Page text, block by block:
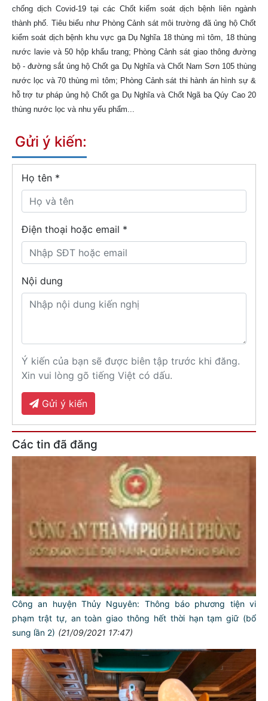
chống dịch Covid-19 tại các Chốt kiểm soát dịch bệnh liên ngành
thành phố. Tiêu biểu như Phòng Cảnh sát môi trường đã ủng hộ Chốt
kiểm soát dịch bệnh khu vực ga Dụ Nghĩa 18 thùng mì tôm, 18 thùng
nước lavie và 50 hộp khẩu trang; Phòng Cảnh sát giao thông đường
bộ - đường sắt ủng hộ Chốt ga Dụ Nghĩa và Chốt Nam Sơn 105 thùng
nước lọc và 70 thùng mì tôm; Phòng Cảnh sát thi hành án hình sự &
hỗ trợ tư pháp ủng hộ Chốt ga Dụ Nghĩa và Chốt Ngã ba Qúy Cao 20
thùng nước lọc và nhu yếu phẩm...
Gửi ý kiến:
Họ tên *
Điện thoại hoặc email *
Nội dung
Ý kiến của bạn sẽ được biên tập trước khi đăng.
Xin vui lòng gõ tiếng Việt có dấu.
Gửi ý kiến
Các tin đã đăng
Công an huyện Thủy Nguyên: Thông báo phương tiện vi
phạm trật tự, an toàn giao thông hết thời hạn tạm giữ (bổ
sung lần 2) (21/09/2021 17:47)